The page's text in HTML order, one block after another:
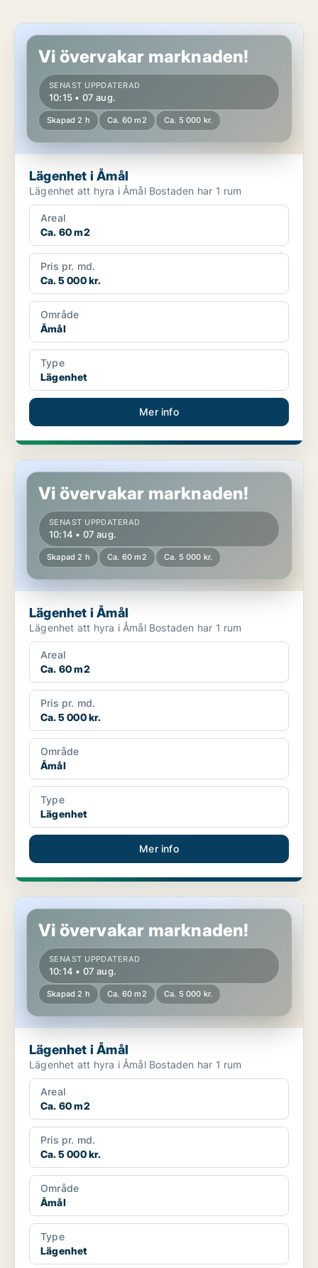
Lägenhet i Åmål
Vi övervakar marknaden!
SENAST UPPDATERAD
10:15 • 07 aug.
Skapad 2 h Ca. 60 m2 Ca. 5 000 kr.
Lägenhet i Åmål
Lägenhet att hyra i Åmål Bostaden har 1 rum
Areal
Ca. 60 m2
Pris pr. md.
Ca. 5 000 kr.
Område
Åmål
Type
Lägenhet
Mer info
Lägenhet i Åmål
Vi övervakar marknaden!
SENAST UPPDATERAD
10:14 • 07 aug.
Skapad 2 h Ca. 60 m2 Ca. 5 000 kr.
Lägenhet i Åmål
Lägenhet att hyra i Åmål Bostaden har 1 rum
Areal
Ca. 60 m2
Pris pr. md.
Ca. 5 000 kr.
Område
Åmål
Type
Lägenhet
Mer info
Lägenhet i Åmål
Vi övervakar marknaden!
SENAST UPPDATERAD
10:14 • 07 aug.
Skapad 2 h Ca. 60 m2 Ca. 5 000 kr.
Lägenhet i Åmål
Lägenhet att hyra i Åmål Bostaden har 1 rum
Areal
Ca. 60 m2
Pris pr. md.
Ca. 5 000 kr.
Område
Åmål
Type
Lägenhet